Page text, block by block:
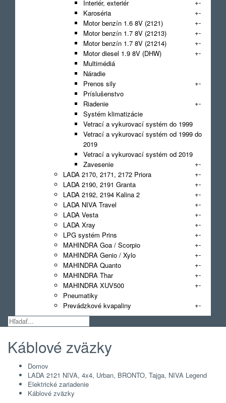
Interiér, exteriér
+-
Karoséria
+-
Motor benzín 1.6 8V (2121)
+-
Motor benzín 1.7 8V (21213)
+-
Motor benzín 1.7 8V (21214)
+-
Motor diesel 1.9 8V (DHW)
+-
Multimédiá
Náradie
Prenos sily
+-
Príslušenstvo
Riadenie
+-
Systém klimatizácie
Vetrací a vykurovací systém do 1999
Vetrací a vykurovací systém od 1999 do
2019
Vetrací a vykurovací systém od 2019
Zavesenie
+-
LADA 2170, 2171, 2172 Priora
+-
LADA 2190, 2191 Granta
+-
LADA 2192, 2194 Kalina 2
+-
LADA NIVA Travel
+-
LADA Vesta
+-
LADA Xray
+-
LPG systém Prins
+-
MAHINDRA Goa / Scorpio
+-
MAHINDRA Genio / Xylo
+-
MAHINDRA Quanto
+-
MAHINDRA Thar
+-
MAHINDRA XUV500
+-
Pneumatiky
Prevádzkové kvapaliny
+-
Káblové zväzky
Domov
LADA 2121 NIVA, 4x4, Urban, BRONTO, Tajga, NIVA Legend
Elektrické zariadenie
Káblové zväzky